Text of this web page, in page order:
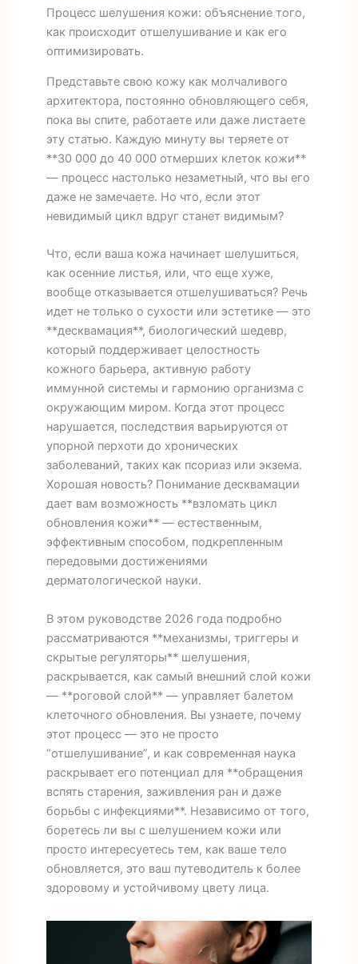
Процесс шелушения кожи: объяснение того,
как происходит отшелушивание и как его
оптимизировать.
Представьте свою кожу как молчаливого
архитектора, постоянно обновляющего себя,
пока вы спите, работаете или даже листаете
эту статью. Каждую минуту вы теряете от
**30 000 до 40 000 отмерших клеток кожи**
— процесс настолько незаметный, что вы его
даже не замечаете. Но что, если этот
невидимый цикл вдруг станет видимым?
Что, если ваша кожа начинает шелушиться,
как осенние листья, или, что еще хуже,
вообще отказывается отшелушиваться? Речь
идет не только о сухости или эстетике — это
**десквамация**, биологический шедевр,
который поддерживает целостность
кожного барьера, активную работу
иммунной системы и гармонию организма с
окружающим миром. Когда этот процесс
нарушается, последствия варьируются от
упорной перхоти до хронических
заболеваний, таких как псориаз или экзема.
Хорошая новость? Понимание десквамации
дает вам возможность **взломать цикл
обновления кожи** — естественным,
эффективным способом, подкрепленным
передовыми достижениями
дерматологической науки.
В этом руководстве 2026 года подробно
рассматриваются **механизмы, триггеры и
скрытые регуляторы** шелушения,
раскрывается, как самый внешний слой кожи
— **роговой слой** — управляет балетом
клеточного обновления. Вы узнаете, почему
этот процесс — это не просто
“отшелушивание”, и как современная наука
раскрывает его потенциал для **обращения
вспять старения, заживления ран и даже
борьбы с инфекциями**. Независимо от того,
боретесь ли вы с шелушением кожи или
просто интересуетесь тем, как ваше тело
обновляется, это ваш путеводитель к более
здоровому и устойчивому цвету лица.